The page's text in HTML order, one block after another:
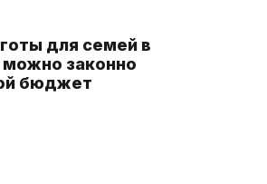
для семей в
можно законно
бюджет